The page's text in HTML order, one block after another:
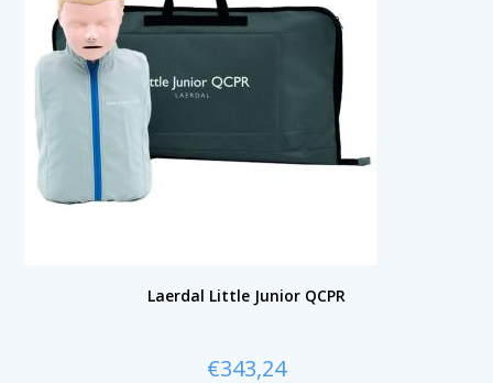
Laerdal Little Junior QCPR
€343,24